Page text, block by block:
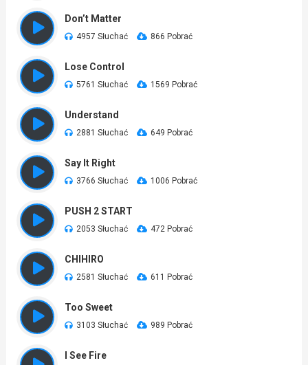
Don’t Matter
4957 Słuchać 866 Pobrać
Lose Control
5761 Słuchać 1569 Pobrać
Understand
2881 Słuchać 649 Pobrać
Say It Right
3766 Słuchać 1006 Pobrać
PUSH 2 START
2053 Słuchać 472 Pobrać
CHIHIRO
2581 Słuchać 611 Pobrać
Too Sweet
3103 Słuchać 989 Pobrać
I See Fire